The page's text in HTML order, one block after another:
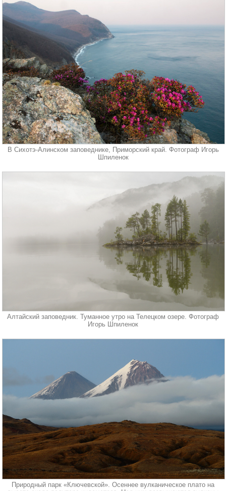
В Сихотэ-Алинском заповеднике, Приморский край. Фотограф Игорь
Шпиленок
Алтайский заповедник. Туманное утро на Телецком озере. Фотограф
Игорь Шпиленок
Природный парк «Ключевской». Осеннее вулканическое плато на